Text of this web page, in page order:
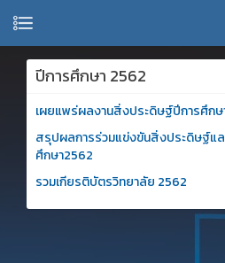
ปีการศึกษา 2562
เผยแพร่ผลงานสิ่งประดิษฐ์ปีการศึกษ
สรุปผลการร่วมแข่งขันสิ่งประดิษฐ์แ
ศึกษา2562
รวมเกียรติบัตรวิทยาลัย 2562